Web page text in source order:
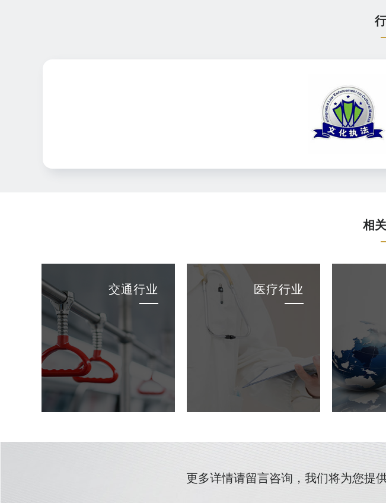
相
交通行业 医疗行业
更多详情请留言咨询，我们将为您提